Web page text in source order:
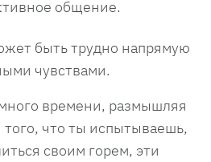
общение.
быть трудно напрямую
чувствами.
времени, размышляя
того, что ты испытываешь,
своим горем, эти